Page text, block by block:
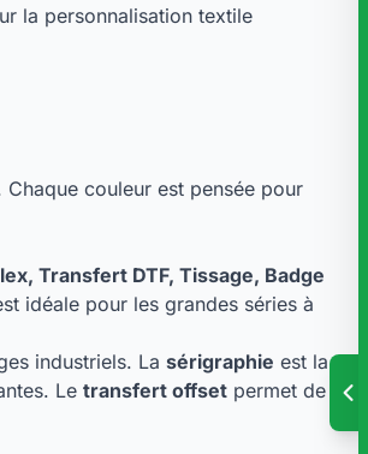
la personnalisation textile
couleur est pensée pour
Transfert DTF, Tissage, Badge
idéale pour les grandes séries à
industriels. La sérigraphie est la
Le transfert offset permet de